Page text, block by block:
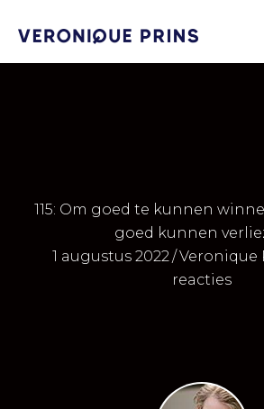
naar
115: Om goed te kunnen
goed kunnen
1 augustus 2022/Veronique
reacties